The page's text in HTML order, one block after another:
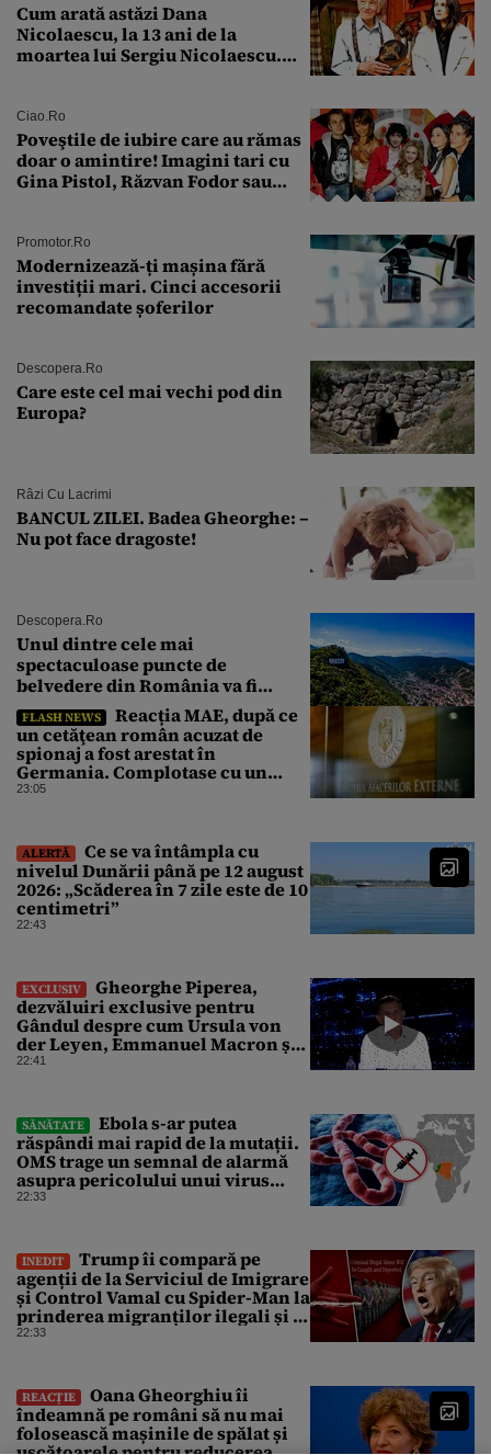
Cum arată astăzi Dana
Nicolaescu, la 13 ani de la
moartea lui Sergiu Nicolaescu.
Ciao.ro
Poveştile de iubire care au rămas
doar o amintire! Imagini tari cu
Gina Pistol, Răzvan Fodor sau
Promotor.ro
Modernizează-ți mașina fără
investiții mari. Cinci accesorii
recomandate șoferilor
Descopera.ro
Care este cel mai vechi pod din
Europa?
Râzi Cu Lacrimi
BANCUL ZILEI. Badea Gheorghe: –
Nu pot face dragoste!
Descopera.ro
Unul dintre cele mai
spectaculoase puncte de
belvedere din România va fi
restaurat
FLASH NEWS
Reacția MAE, după ce
un cetăţean român acuzat de
spionaj a fost arestat în
Germania. Complotase cu un
ucrainean ca să asasineze un
23:05
ALERTĂ
Ce se va întâmpla cu
nivelul Dunării până pe 12 august
2026: „Scăderea în 7 zile este de 10
centimetri”
22:43
EXCLUSIV
Gheorghe Piperea,
dezvăluiri exclusive pentru
Gândul despre cum Ursula von
der Leyen, Emmanuel Macron și
Zelenski plănuiesc pe Signal să îl
22:41
SĂNĂTATE
Ebola s-ar putea
răspândi mai rapid de la mutații.
OMS trage un semnal de alarmă
asupra pericolului unui virus
pentru care nu există vaccin
22:33
INEDIT
Trump îi compară pe
agenții de la Serviciul de Imigrare
și Control Vamal cu Spider-Man la
prinderea migranților ilegali și a
infractorilor
22:33
REACȚIE
Oana Gheorghiu îi
îndeamnă pe români să nu mai
folosească mașinile de spălat și